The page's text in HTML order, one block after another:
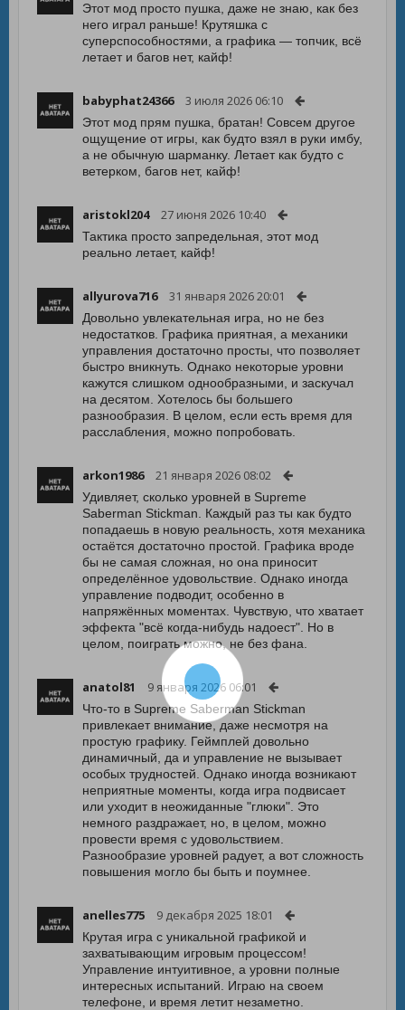
Этот мод просто пушка, даже не знаю, как без
него играл раньше! Крутяшка с
суперспособностями, а графика — топчик, всё
летает и багов нет, кайф!
babyphat24366 3 июля 2026 06:10
Этот мод прям пушка, братан! Совсем другое
ощущение от игры, как будто взял в руки имбу,
а не обычную шарманку. Летает как будто с
ветерком, багов нет, кайф!
aristokl204 27 июня 2026 10:40
Тактика просто запредельная, этот мод
реально летает, кайф!
allyurova716 31 января 2026 20:01
Довольно увлекательная игра, но не без
недостатков. Графика приятная, а механики
управления достаточно просты, что позволяет
быстро вникнуть. Однако некоторые уровни
кажутся слишком однообразными, и заскучал
на десятом. Хотелось бы большего
разнообразия. В целом, если есть время для
расслабления, можно попробовать.
arkon1986 21 января 2026 08:02
Удивляет, сколько уровней в Supreme
Saberman Stickman. Каждый раз ты как будто
попадаешь в новую реальность, хотя механика
остаётся достаточно простой. Графика вроде
бы не самая сложная, но она приносит
определённое удовольствие. Однако иногда
управление подводит, особенно в
напряжённых моментах. Чувствую, что хватает
эффекта "всё когда-нибудь надоест". Но в
целом, поиграть можно, не без фана.
anatol81 9 января 2026 06:01
Что-то в Supreme Saberman Stickman
привлекает внимание, даже несмотря на
простую графику. Геймплей довольно
динамичный, да и управление не вызывает
особых трудностей. Однако иногда возникают
неприятные моменты, когда игра подвисает
или уходит в неожиданные "глюки". Это
немного раздражает, но, в целом, можно
провести время с удовольствием.
Разнообразие уровней радует, а вот сложность
повышения могло бы быть и поумнее.
anelles775 9 декабря 2025 18:01
Крутая игра с уникальной графикой и
захватывающим игровым процессом!
Управление интуитивное, а уровни полные
интересных испытаний. Играю на своем
телефоне, и время летит незаметно.